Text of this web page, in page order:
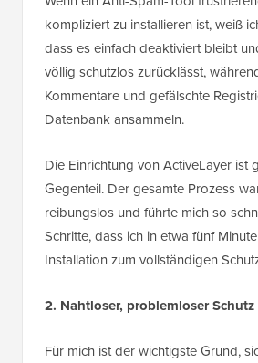
kompliziert zu installieren ist, weiß
dass es einfach deaktiviert bleibt
völlig schutzlos zurücklässt,
Kommentare und gefälschte
Datenbank ansammeln.
Die Einrichtung von ActiveLayer ist
Gegenteil. Der gesamte Prozess
reibungslos und führte mich so
Schritte, dass ich in etwa fünf
Installation zum vollständigen
2. Nahtloser, problemloser Schutz
Für mich ist der wichtigste Grund,